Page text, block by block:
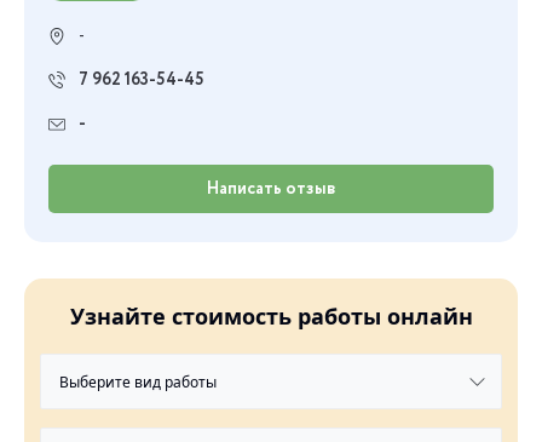
-
7 962 163-54-45
-
Написать отзыв
Узнайте стоимость работы онлайн